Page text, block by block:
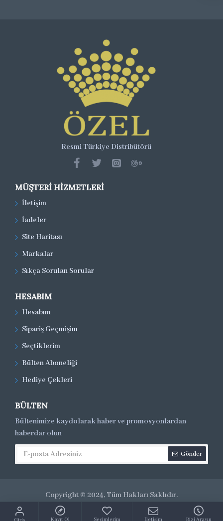
Resmi Türkiye Distribütörü
MÜŞTERI HIZMETLERI
İletişim
İadeler
Site Haritası
Markalar
Sıkça Sorulan Sorular
HESABIM
Hesabım
Sipariş Geçmişim
Seçtiklerim
Bülten Aboneliği
Hediye Çekleri
BÜLTEN
Bültenimize kaydolarak haber ve promosyonlardan
haberdar olun
Gönder
Copyright © 2024, Tüm Hakları Saklıdır.